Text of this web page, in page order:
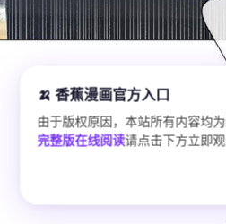
🍌 香蕉漫画官方入口
由于版权原因，本站所有内容均
完整版在线阅读请点击下方立即观